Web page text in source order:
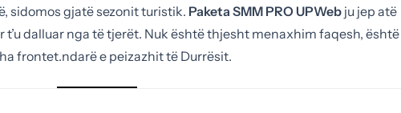
sidomos gjatë sezonit turistik. Paketa SMM PRO UPWeb ju jep atë
dalluar nga të tjerët. Nuk është thjesht menaxhim faqesh, është
frontet.ndarë e peizazhit të Durrësit.